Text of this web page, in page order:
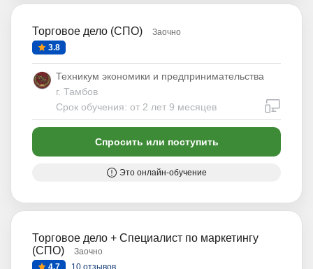
Торговое дело (СПО)
Заочно
3.8
Техникум экономики и предпринимательства
г. Тамбов
Срок обучения: от 2 лет 9 месяцев
Спросить или поступить
Это онлайн-обучение
Торговое дело + Специалист по маркетингу
(СПО)
Заочно
4.7
10 отзывов